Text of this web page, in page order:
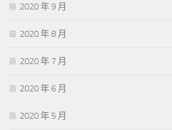
2020 年 9 月
2020 年 8 月
2020 年 7 月
2020 年 6 月
2020 年 5 月